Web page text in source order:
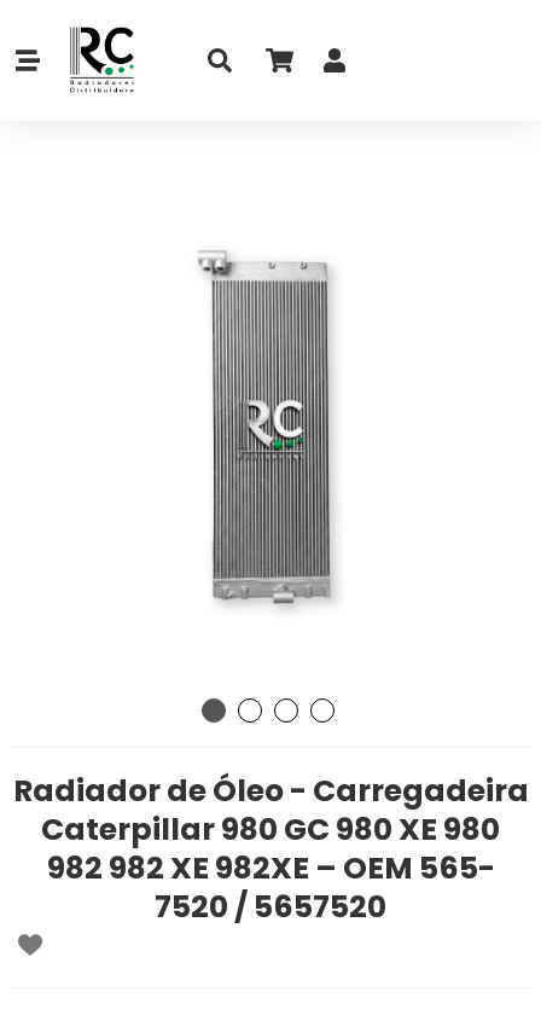
Radiador de Óleo - Carregadeira
Caterpillar 980 GC 980 XE 980
982 982 XE 982XE – OEM 565-
7520 / 5657520